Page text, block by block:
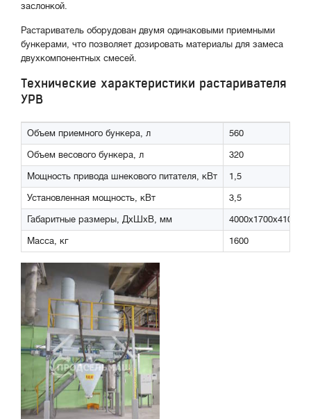
заслонкой.
Растариватель оборудован двумя одинаковыми приемными
бункерами, что позволяет дозировать материалы для замеса
двухкомпонентных смесей.
Технические характеристики растаривателя
УРВ
Объем приемного бункера, л 560
Объем весового бункера, л 320
Мощность привода шнекового питателя, кВт 1,5
Установленная мощность, кВт 3,5
Габаритные размеры, ДхШхВ, мм 4000х1700х4100
Масса, кг 1600